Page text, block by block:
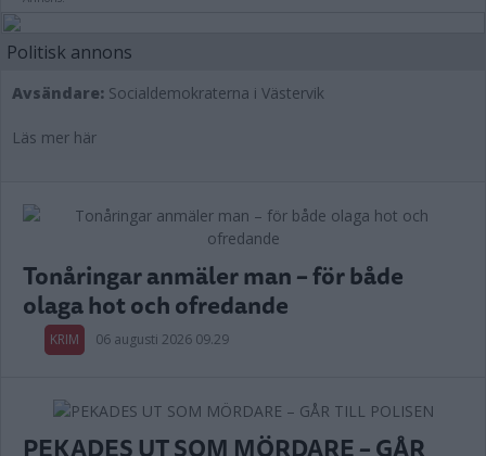
Politisk annons
Avsändare: Socialdemokraterna i Västervik
Läs mer här
Tonåringar anmäler man – för både
olaga hot och ofredande
KRIM 06 augusti 2026 09.29
PEKADES UT SOM MÖRDARE – GÅR